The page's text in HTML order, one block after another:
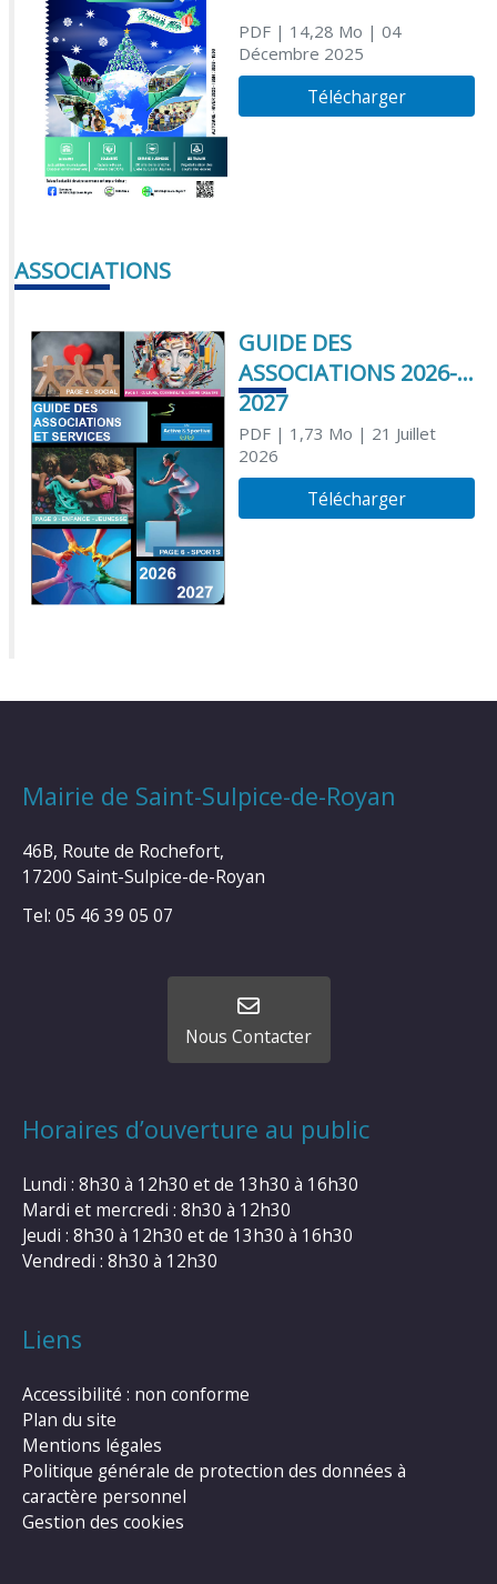
PDF| 14,28 Mo | 04
Décembre 2025
Télécharger
ASSOCIATIONS
GUIDE DES
ASSOCIATIONS 2026-
2027
PDF| 1,73 Mo | 21 Juillet
2026
Télécharger
Mairie de Saint-Sulpice-de-Royan
46B, Route de Rochefort,
17200 Saint-Sulpice-de-Royan
Tel: 05 46 39 05 07
Nous Contacter
Horaires d’ouverture au public
Lundi : 8h30 à 12h30 et de 13h30 à 16h30
Mardi et mercredi : 8h30 à 12h30
Jeudi : 8h30 à 12h30 et de 13h30 à 16h30
Vendredi : 8h30 à 12h30
Liens
Accessibilité : non conforme
Plan du site
Mentions légales
Politique générale de protection des données à
caractère personnel
Gestion des cookies